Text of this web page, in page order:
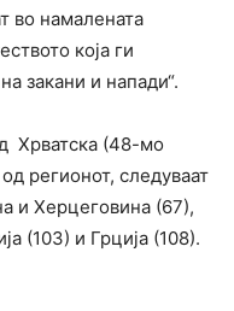
во намалената
која ги
закани и напади“.
Хрватска (48-мо
регионот, следуваат
и Херцеговина (67),
(103) и Грција (108).